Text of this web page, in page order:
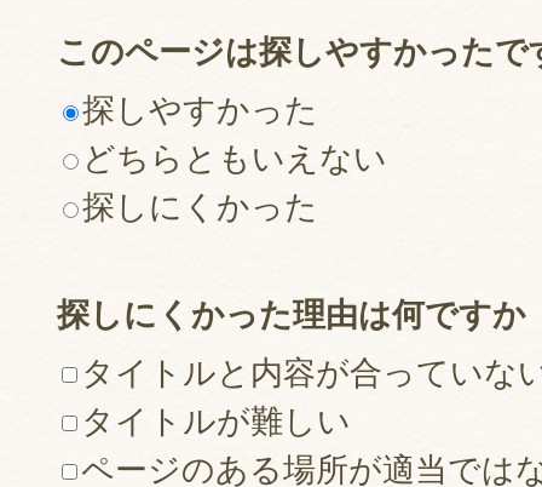
このページは探しやすかったで
探しやすかった
どちらともいえない
探しにくかった
探しにくかった理由は何ですか
タイトルと内容が合っていな
タイトルが難しい
ページのある場所が適当では